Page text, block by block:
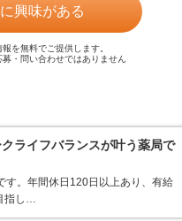
興味がある
を無料でご提供します。
・問い合わせではありません
ライフバランスが叶う薬局で
す。年間休日120日以上あり、有給
指し…